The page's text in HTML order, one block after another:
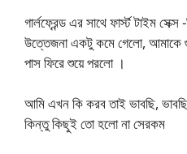
গার্লফ্রেন্ড এর সাথে ফার্স্ট টাইম
উত্তেজনা একটু কমে গেলো, আমাকে
পাস ফিরে শুয়ে পরলো ।
আমি এখন কি করব তাই ভাবছি,
কিন্তু কিছুই তো হলো না সেরকম